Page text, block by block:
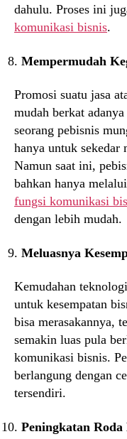
dahulu. Proses ini
komunikasi bisnis.
Mempermudah
Promosi suatu jasa
mudah berkat
seorang pebisnis
hanya untuk sekedar
Namun saat ini,
bahkan hanya
fungsi komunikasi
dengan lebih mudah.
Meluasnya
Kemudahan
untuk kesempatan
bisa merasakannya,
semakin luas pula
komunikasi bisnis.
berlangung dengan
tersendiri.
Peningkatan Roda